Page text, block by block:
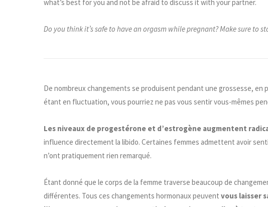
what’s best for you and not be afraid to discuss it with your partner.
Do you think it’s safe to have an orgasm while pregnant? Make sure to
De nombreux changements se produisent pendant une grossesse, en
étant en fluctuation, vous pourriez ne pas vous sentir vous-mêmes
Les niveaux de progestérone et d’estrogène augmentent
influence directement la libido. Certaines femmes admettent avoir
n’ont pratiquement rien remarqué.
Étant donné que le corps de la femme traverse beaucoup de
différentes. Tous ces changements hormonaux peuvent vous laisser